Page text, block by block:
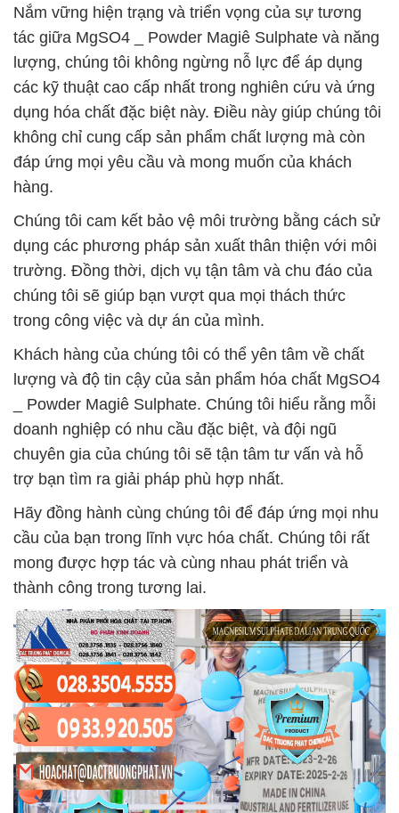
Nắm vững hiện trạng và triển vọng của sự tương
tác giữa MgSO4 _ Powder Magiê Sulphate và năng
lượng, chúng tôi không ngừng nỗ lực để áp dụng
các kỹ thuật cao cấp nhất trong nghiên cứu và ứng
dụng hóa chất đặc biệt này. Điều này giúp chúng tôi
không chỉ cung cấp sản phẩm chất lượng mà còn
đáp ứng mọi yêu cầu và mong muốn của khách
hàng.
Chúng tôi cam kết bảo vệ môi trường bằng cách sử
dụng các phương pháp sản xuất thân thiện với môi
trường. Đồng thời, dịch vụ tận tâm và chu đáo của
chúng tôi sẽ giúp bạn vượt qua mọi thách thức
trong công việc và dự án của mình.
Khách hàng của chúng tôi có thể yên tâm về chất
lượng và độ tin cậy của sản phẩm hóa chất MgSO4
_ Powder Magiê Sulphate. Chúng tôi hiểu rằng mỗi
doanh nghiệp có nhu cầu đặc biệt, và đội ngũ
chuyên gia của chúng tôi sẽ tận tâm tư vấn và hỗ
trợ bạn tìm ra giải pháp phù hợp nhất.
Hãy đồng hành cùng chúng tôi để đáp ứng mọi nhu
cầu của bạn trong lĩnh vực hóa chất. Chúng tôi rất
mong được hợp tác và cùng nhau phát triển và
thành công trong tương lai.